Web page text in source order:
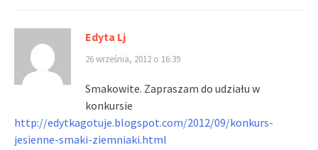
Edyta Lj
26 września, 2012 o 16:39
Smakowite. Zapraszam do udziału w
konkursie
http://edytkagotuje.blogspot.com/2012/09/konkurs-
jesienne-smaki-ziemniaki.html